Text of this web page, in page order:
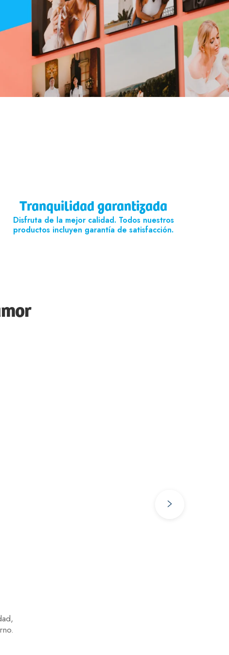
Tranquilidad garantizada
Disfruta de la mejor calidad. Todos nuestros
productos incluyen garantía de satisfacción.